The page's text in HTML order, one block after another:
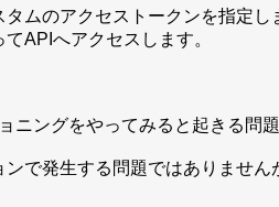
ムのアクセストークンを指定
APIへアクセスします。
ニングをやってみると起きる問
で発生する問題ではありません